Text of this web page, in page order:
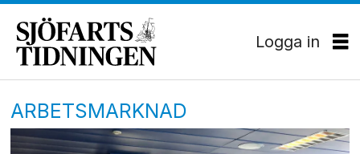
Logga in
ARBETSMARKNAD